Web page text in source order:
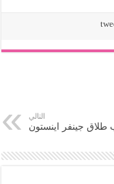
التالي
طلاق جينفر اينستون